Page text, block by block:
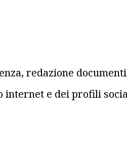
redazione
internet e dei profili